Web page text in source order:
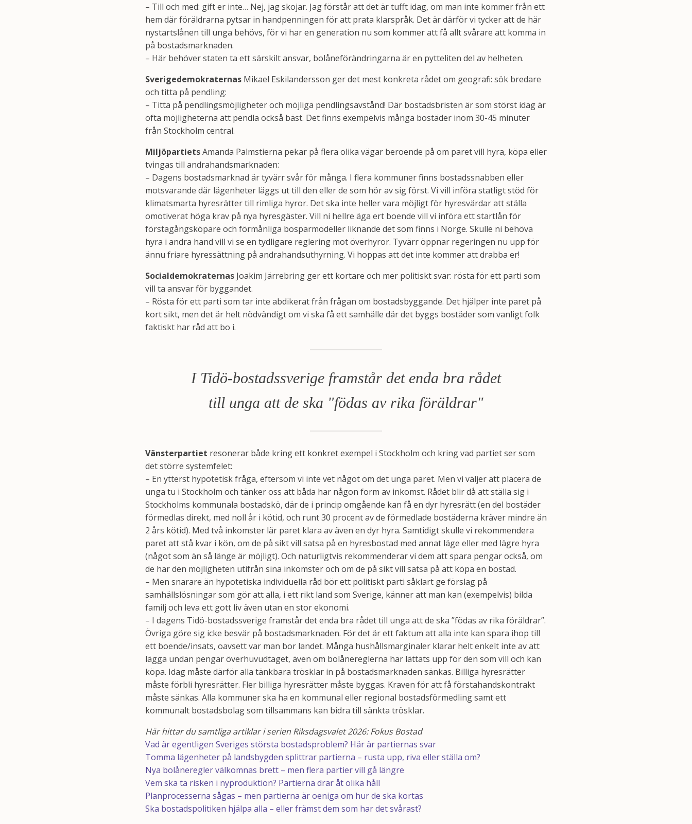
– Till och med: gift er inte… Nej, jag skojar. Jag förstår att det är tufft idag, om man inte kommer från ett
hem där föräldrarna pytsar in handpenningen för att prata klarspråk. Det är därför vi tycker att de här
nystartslånen till unga behövs, för vi har en generation nu som kommer att få allt svårare att komma in
på bostadsmarknaden.
– Här behöver staten ta ett särskilt ansvar, bolåneförändringarna är en pytteliten del av helheten.
Sverigedemokraternas Mikael Eskilandersson ger det mest konkreta rådet om geografi: sök bredare
och titta på pendling:
– Titta på pendlingsmöjligheter och möjliga pendlingsavstånd! Där bostadsbristen är som störst idag är
ofta möjligheterna att pendla också bäst. Det finns exempelvis många bostäder inom 30-45 minuter
från Stockholm central.
MiljöpartietsAmanda Palmstierna pekar på flera olika vägar beroende på om paret vill hyra, köpa eller
tvingas till andrahandsmarknaden:
– Dagens bostadsmarknad är tyvärr svår för många. I flera kommuner finns bostadssnabben eller
motsvarande där lägenheter läggs ut till den eller de som hör av sig först. Vi vill införa statligt stöd för
klimatsmarta hyresrätter till rimliga hyror. Det ska inte heller vara möjligt för hyresvärdar att ställa
omotiverat höga krav på nya hyresgäster. Vill ni hellre äga ert boende vill vi införa ett startlån för
förstagångsköpare och förmånliga bosparmodeller liknande det som finns i Norge. Skulle ni behöva
hyra i andra hand vill vi se en tydligare reglering mot överhyror. Tyvärr öppnar regeringen nu upp för
ännu friare hyressättning på andrahandsuthyrning. Vi hoppas att det inte kommer att drabba er!
Socialdemokraternas Joakim Järrebring ger ett kortare och mer politiskt svar: rösta för ett parti som
vill ta ansvar för byggandet.
– Rösta för ett parti som tar inte abdikerat från frågan om bostadsbyggande. Det hjälper inte paret på
kort sikt, men det är helt nödvändigt om vi ska få ett samhälle där det byggs bostäder som vanligt folk
faktiskt har råd att bo i.
I Tidö-bostadssverige framstår det enda bra rådet
till unga att de ska "födas av rika föräldrar"
Vänsterpartiet resonerar både kring ett konkret exempel i Stockholm och kring vad partiet ser som
det större systemfelet:
– En ytterst hypotetisk fråga, eftersom vi inte vet något om det unga paret. Men vi väljer att placera de
unga tu i Stockholm och tänker oss att båda har någon form av inkomst. Rådet blir då att ställa sig i
Stockholms kommunala bostadskö, där de i princip omgående kan få en dyr hyresrätt (en del bostäder
förmedlas direkt, med noll år i kötid, och runt 30 procent av de förmedlade bostäderna kräver mindre än
2 års kötid). Med två inkomster lär paret klara av även en dyr hyra. Samtidigt skulle vi rekommendera
paret att stå kvar i kön, om de på sikt vill satsa på en hyresbostad med annat läge eller med lägre hyra
(något som än så länge är möjligt). Och naturligtvis rekommenderar vi dem att spara pengar också, om
de har den möjligheten utifrån sina inkomster och om de på sikt vill satsa på att köpa en bostad.
– Men snarare än hypotetiska individuella råd bör ett politiskt parti såklart ge förslag på
samhällslösningar som gör att alla, i ett rikt land som Sverige, känner att man kan (exempelvis) bilda
familj och leva ett gott liv även utan en stor ekonomi.
– I dagens Tidö-bostadssverige framstår det enda bra rådet till unga att de ska ”födas av rika föräldrar”.
Övriga göre sig icke besvär på bostadsmarknaden. För det är ett faktum att alla inte kan spara ihop till
ett boende/insats, oavsett var man bor landet. Många hushållsmarginaler klarar helt enkelt inte av att
lägga undan pengar överhuvudtaget, även om bolånereglerna har lättats upp för den som vill och kan
köpa. Idag måste därför alla tänkbara trösklar in på bostadsmarknaden sänkas. Billiga hyresrätter
måste förbli hyresrätter. Fler billiga hyresrätter måste byggas. Kraven för att få förstahandskontrakt
måste sänkas. Alla kommuner ska ha en kommunal eller regional bostadsförmedling samt ett
kommunalt bostadsbolag som tillsammans kan bidra till sänkta trösklar.
Här hittar du samtliga artiklar i serien Riksdagsvalet 2026: Fokus Bostad
Vad är egentligen Sveriges största bostadsproblem? Här är partiernas svar
Tomma lägenheter på landsbygden splittrar partierna – rusta upp, riva eller ställa om?
Nya bolåneregler välkomnas brett – men flera partier vill gå längre
Vem ska ta risken i nyproduktion? Partierna drar åt olika håll
Planprocesserna sågas – men partierna är oeniga om hur de ska kortas
Ska bostadspolitiken hjälpa alla – eller främst dem som har det svårast?